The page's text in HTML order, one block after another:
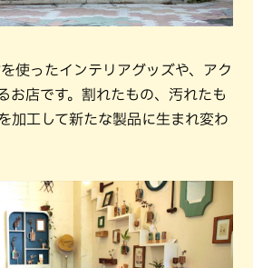
使ったインテリアグッズや、アク
お店です。割れたもの、汚れたも
加工して新たな製品に生まれ変わ